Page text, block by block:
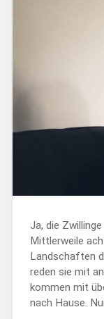
Ja, die
Mittlerweile
Landschaften
reden sie mit
kommen mit
nach Hause.